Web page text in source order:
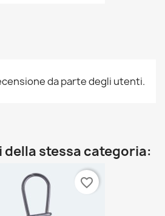
da parte degli utenti.
stessa categoria:
favorite_border